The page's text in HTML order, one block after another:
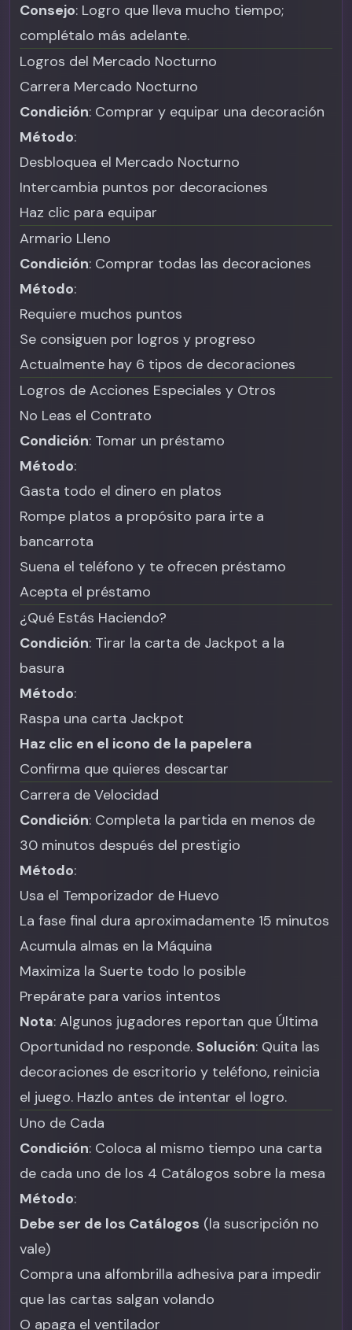
Consejo: Logro que lleva mucho tiempo;
complétalo más adelante.
Logros del Mercado Nocturno
Carrera Mercado Nocturno
Condición: Comprar y equipar una decoración
Método:
Desbloquea el Mercado Nocturno
Intercambia puntos por decoraciones
Haz clic para equipar
Armario Lleno
Condición: Comprar todas las decoraciones
Método:
Requiere muchos puntos
Se consiguen por logros y progreso
Actualmente hay 6 tipos de decoraciones
Logros de Acciones Especiales y Otros
No Leas el Contrato
Condición: Tomar un préstamo
Método:
Gasta todo el dinero en platos
Rompe platos a propósito para irte a
bancarrota
Suena el teléfono y te ofrecen préstamo
Acepta el préstamo
¿Qué Estás Haciendo?
Condición: Tirar la carta de Jackpot a la
basura
Método:
Raspa una carta Jackpot
Haz clic en el icono de la papelera
Confirma que quieres descartar
Carrera de Velocidad
Condición: Completa la partida en menos de
30 minutos después del prestigio
Método:
Usa el Temporizador de Huevo
La fase final dura aproximadamente 15 minutos
Acumula almas en la Máquina
Maximiza la Suerte todo lo posible
Prepárate para varios intentos
Nota: Algunos jugadores reportan que Última
Oportunidad no responde. Solución: Quita las
decoraciones de escritorio y teléfono, reinicia
el juego. Hazlo antes de intentar el logro.
Uno de Cada
Condición: Coloca al mismo tiempo una carta
de cada uno de los 4 Catálogos sobre la mesa
Método:
Debe ser de los Catálogos (la suscripción no
vale)
Compra una alfombrilla adhesiva para impedir
que las cartas salgan volando
O apaga el ventilador